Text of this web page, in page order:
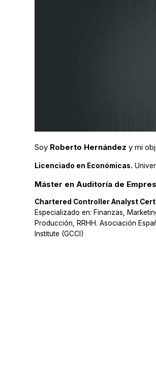
Soy Roberto Hernández y mi
Licenciado en Económicas.
Máster en Auditoría de
Chartered Controller Analyst
Especializado en: Finanzas,
Producción, RRHH. Asociación
Institute (GCCI)